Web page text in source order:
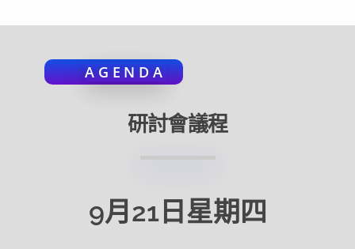
AGENDA
研討會議程
9月21日星期四